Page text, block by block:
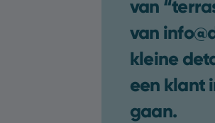
van
van
kleine
een klant
gaan.